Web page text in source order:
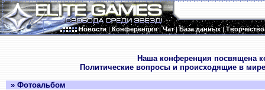
Новости|Конференция|Чат|База данных|Творчество
Наша конференция посвящена
Политические вопросы и происходящие в
» Фотоальбом